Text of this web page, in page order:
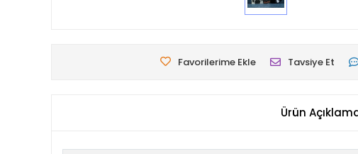
Favorilerime Ekle Tavsiye Et
Ürün